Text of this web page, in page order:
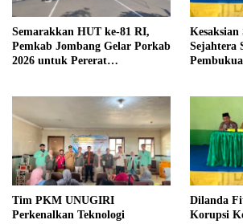
Semarakkan HUT ke-81 RI,
Pemkab Jombang Gelar Porkab
2026 untuk Pererat
Sejahtera
Tim PKM UNUGIRI
Perkenalkan Teknologi
Dilanda
Korupsi